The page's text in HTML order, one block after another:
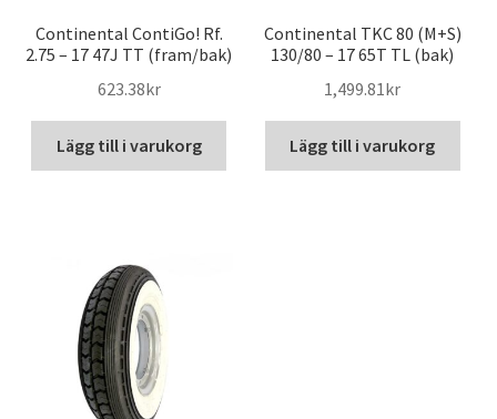
Continental ContiGo! Rf.
2.75 – 17 47J TT (fram/bak)
623.38kr
Lägg till i varukorg
Continental TKC 80 (M+S)
130/80 – 17 65T TL (bak)
1,499.81kr
Lägg till i varukorg